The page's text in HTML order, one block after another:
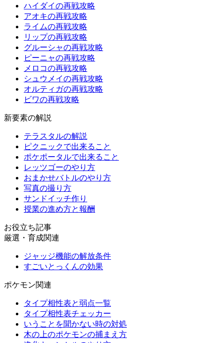
ハイダイの再戦攻略
アオキの再戦攻略
ライムの再戦攻略
リップの再戦攻略
グルーシャの再戦攻略
ピーニャの再戦攻略
メロコの再戦攻略
シュウメイの再戦攻略
オルティガの再戦攻略
ビワの再戦攻略
新要素の解説
テラスタルの解説
ピクニックで出来ること
ポケポータルで出来ること
レッツゴーのやり方
おまかせバトルのやり方
写真の撮り方
サンドイッチ作り
授業の進め方と報酬
お役立ち記事
厳選・育成関連
ジャッジ機能の解放条件
すごいとっくんの効果
ポケモン関連
タイプ相性表と弱点一覧
タイプ相性表チェッカー
いうことを聞かない時の対処
木の上のポケモンの捕まえ方